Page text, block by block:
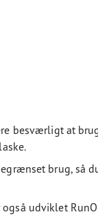
besværligt at
brug, så
også udviklet